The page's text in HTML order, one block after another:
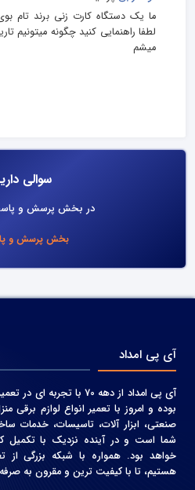
ما یک دستگاه کارت زنی برند تام
لطفا راهنمایی کنید چگونه میتونیم
میشم
سوالی
در بخش پرسش و
بخش پرسش و
آی پی امداد
آی پی امداد از دهه 70 با
بوده و امروز با تعمیر انواع لوازم برقی
صنعتی، ابزار آلات، تاسیسات، خدمات
شما است و در آینده نزدیک با تکمیل
خواهد بود. همواره با شبکه بزرگی از
هستیم، تا با کیفیت ترین و مقرون به